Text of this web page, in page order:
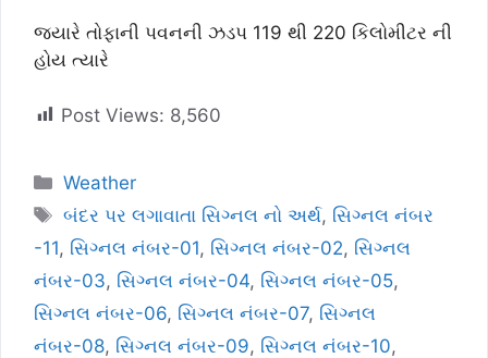
જ્યારે તોફાની પવનની ઝડપ 119 થી 220 કિલોમીટર ની
હોય ત્યારે
Post Views: 8,560
Categories
Weather
Tags
બંદર પર લગાવાતા સિગ્નલ નો અર્થ, સિગ્નલ નંબર
-11, સિગ્નલ નંબર-01, સિગ્નલ નંબર-02, સિગ્નલ
નંબર-03, સિગ્નલ નંબર-04, સિગ્નલ નંબર-05,
સિગ્નલ નંબર-06, સિગ્નલ નંબર-07, સિગ્નલ
નંબર-08, સિગ્નલ નંબર-09, સિગ્નલ નંબર-10,